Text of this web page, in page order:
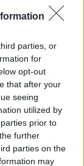
parties, or
for
opt-out
that after your
seeing
utilized by
prior to
further
parties on the
may
by
the Google
Terms of